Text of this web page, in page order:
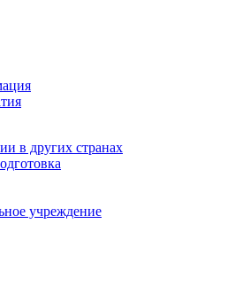
в других странах
учреждение